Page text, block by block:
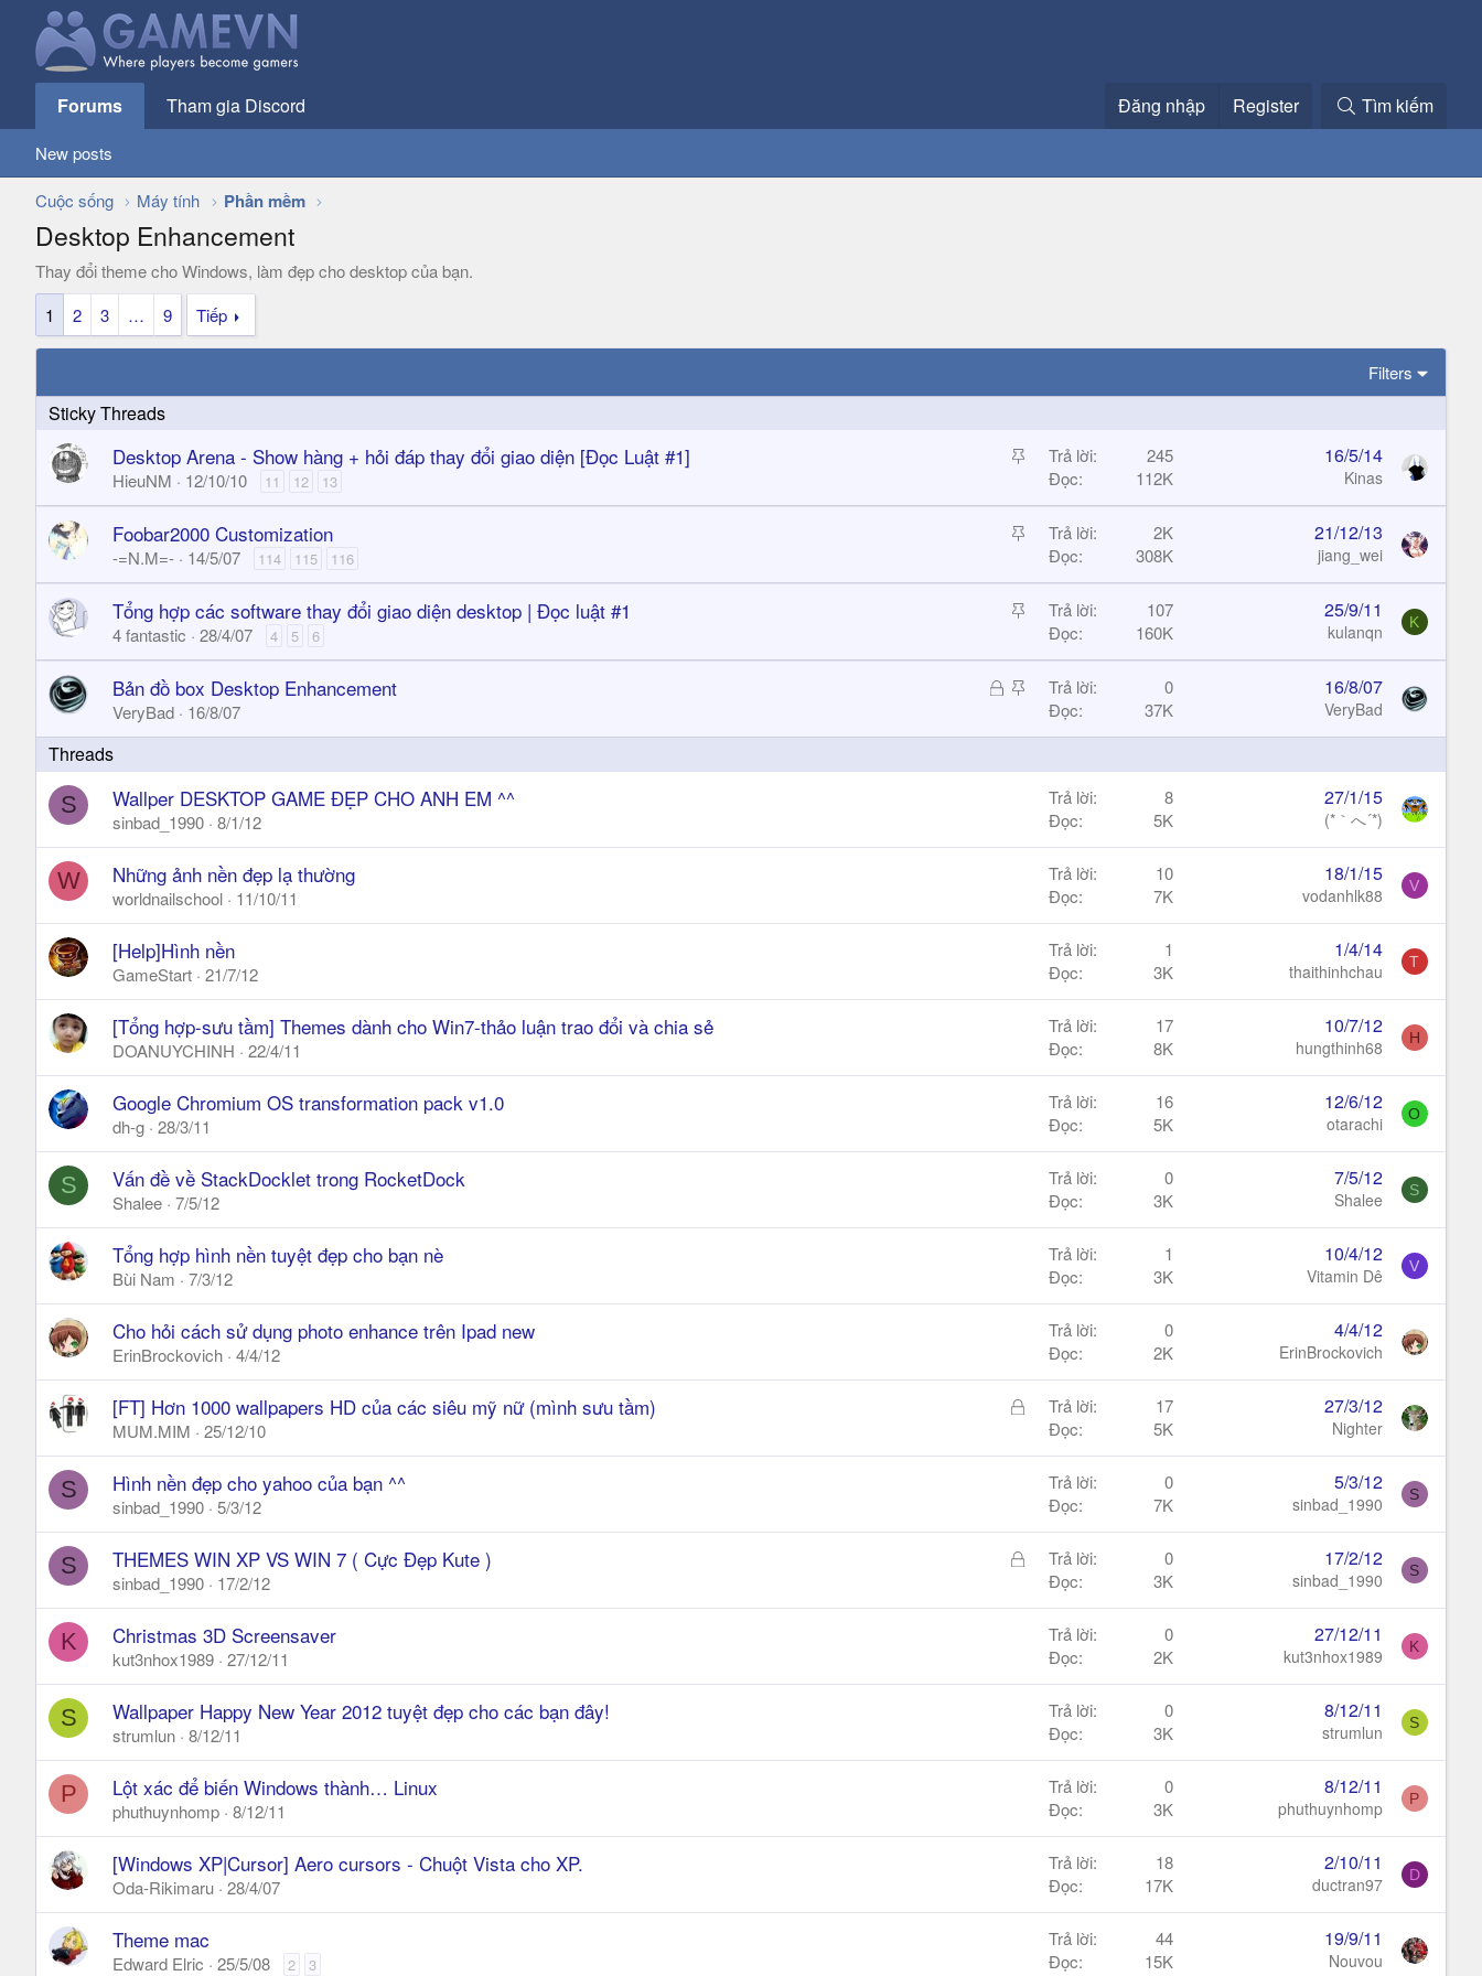
Forums Tham gia Discord Đăng nhập Register Tìm kiếm
New posts
Cuộc sống Máy tính Phần mềm
Desktop Enhancement
Thay đổi theme cho Windows, làm đẹp cho desktop của bạn.
1
2 3 … 9 Tiếp
Filters
S
i
c
Desktop Arena - Show hàng + hỏi đáp thay đổi giao diện [Đọc Luật #1]
HieuNM 12/10/10 11 12 13
Trả lời
245
Đọc
112K
16/5/14
Kinas
S
i
c
Foobar2000 Customization
-=N.M=- 14/5/07 114 115 116
Trả lời
2K
Đọc
308K
21/12/13
jiang_wei
S
i
c
Tổng hợp các software thay đổi giao diện desktop | Đọc luật #1
4 fantastic 28/4/07 4 5 6
Trả lời
107
Đọc
160K
25/9/11
kulanqn K
Đ
k
S
i
Bản đồ box Desktop Enhancement
VeryBad 16/8/07
Trả lời
0
Đọc
37K
16/8/07
VeryBad
S Wallper DESKTOP GAME ĐẸP CHO ANH EM ^^
sinbad_1990 8/1/12
Trả lời
8
Đọc
5K
27/1/15
(*｀へ´*)
W Những ảnh nền đẹp lạ thường
worldnailschool 11/10/11
Trả lời
10
Đọc
7K
18/1/15
vodanhlk88 V
[Help]Hình nền
GameStart 21/7/12
Trả lời
1
Đọc
3K
1/4/14
thaithinhchau T
[Tổng hợp-sưu tầm] Themes dành cho Win7-thảo luận trao đổi và chia sẻ
DOANUYCHINH 22/4/11
Trả lời
17
Đọc
8K
10/7/12
hungthinh68 H
Google Chromium OS transformation pack v1.0
dh-g 28/3/11
Trả lời
16
Đọc
5K
12/6/12
otarachi O
S Vấn đề về StackDocklet trong RocketDock
Shalee 7/5/12
Trả lời
0
Đọc
3K
7/5/12
Shalee S
Tổng hợp hình nền tuyệt đẹp cho bạn nè
Bùi Nam 7/3/12
Trả lời
1
Đọc
3K
10/4/12
Vitamin Dê V
Cho hỏi cách sử dụng photo enhance trên Ipad new
ErinBrockovich 4/4/12
Trả lời
0
Đọc
2K
4/4/12
ErinBrockovich
Đ
k
a
[FT] Hơn 1000 wallpapers HD của các siêu mỹ nữ (mình sưu tầm)
MUM.MIM 25/12/10
Trả lời
17
Đọc
5K
27/3/12
Nighter
S Hình nền đẹp cho yahoo của bạn ^^
sinbad_1990 5/3/12
Trả lời
0
Đọc
7K
5/3/12
sinbad_1990 S
S
Đ
k
a
THEMES WIN XP VS WIN 7 ( Cực Đẹp Kute )
sinbad_1990 17/2/12
Trả lời
0
Đọc
3K
17/2/12
sinbad_1990 S
K Christmas 3D Screensaver
kut3nhox1989 27/12/11
Trả lời
0
Đọc
2K
27/12/11
kut3nhox1989 K
S Wallpaper Happy New Year 2012 tuyệt đẹp cho các bạn đây!
strumlun 8/12/11
Trả lời
0
Đọc
3K
8/12/11
strumlun S
P Lột xác để biến Windows thành… Linux
phuthuynhomp 8/12/11
Trả lời
0
Đọc
3K
8/12/11
phuthuynhomp P
[Windows XP|Cursor] Aero cursors - Chuột Vista cho XP.
Oda-Rikimaru 28/4/07
Trả lời
18
Đọc
17K
2/10/11
ductran97 D
Theme mac
Edward Elric 25/5/08 2 3
Trả lời
44
Đọc
15K
19/9/11
Nouvou